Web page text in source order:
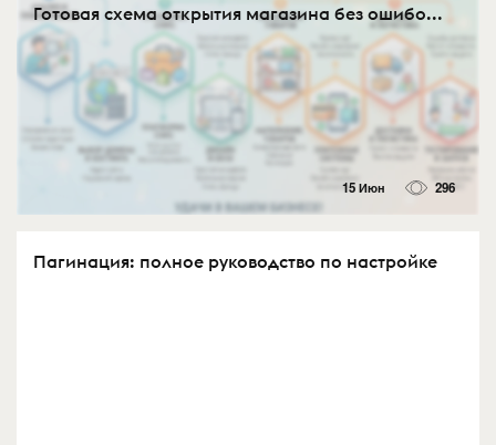
Готовая схема открытия магазина без ошибо...
15 Июн 296
Пагинация: полное руководство по настройке